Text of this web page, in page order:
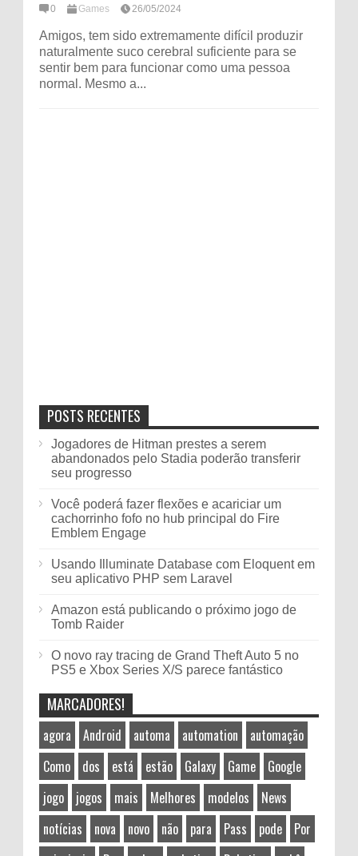
0 Games 26/05/2024
Amigos, tem sido extremamente difícil produzir
naturalmente suco cerebral suficiente para se
sentir bem para funcionar como uma pessoa
normal. Mesmo a...
POSTS RECENTES
Jogadores de Hitman prestes a serem
abandonados pelo Stadia poderão transferir
seu progresso
Você poderá fazer flexões e acariciar um
cachorrinho fofo no hub principal do Fire
Emblem Engage
Usando Illuminate Database com Eloquent em
seu aplicativo PHP sem Laravel
Amazon está publicando o próximo jogo de
Tomb Raider
O novo ray tracing de Grand Theft Auto 5 no
PS5 e Xbox Series X/S parece fantástico
MARCADORES!
agora Android automa automation
automação
Como
dos está estão Galaxy Game
Google
jogo
jogos mais Melhores modelos
News
notícias
nova novo não para Pass pode
Por